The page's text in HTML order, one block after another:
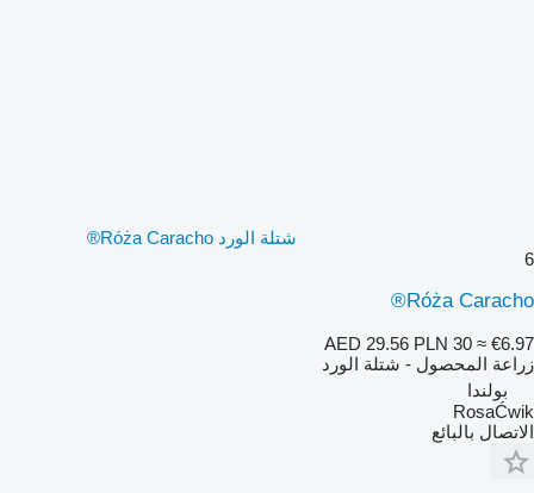
شتلة الورد Róża Caracho®
6
Róża Caracho®
AED 29.56 PLN 30 ≈ €6.97
زراعة المحصول - شتلة الورد
بولندا
RosaĆwik
الاتصال بالبائع